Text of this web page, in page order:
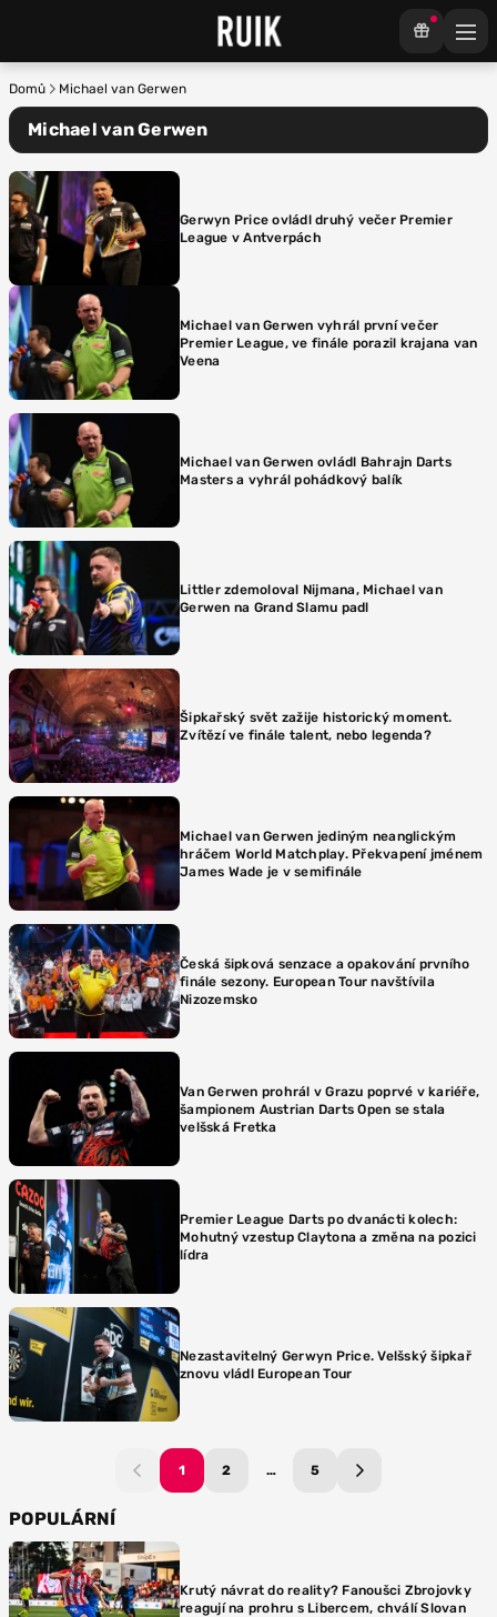
Domů Michael van Gerwen
Michael van Gerwen
Gerwyn Price ovládl druhý večer Premier
League v Antverpách
Michael van Gerwen vyhrál první večer
Premier League, ve finále porazil krajana van
Veena
Michael van Gerwen ovládl Bahrajn Darts
Masters a vyhrál pohádkový balík
Littler zdemoloval Nijmana, Michael van
Gerwen na Grand Slamu padl
Šipkařský svět zažije historický moment.
Zvítězí ve finále talent, nebo legenda?
Michael van Gerwen jediným neanglickým
hráčem World Matchplay. Překvapení jménem
James Wade je v semifinále
Česká šipková senzace a opakování prvního
finále sezony. European Tour navštívila
Nizozemsko
Van Gerwen prohrál v Grazu poprvé v kariéře,
šampionem Austrian Darts Open se stala
velšská Fretka
Premier League Darts po dvanácti kolech:
Mohutný vzestup Claytona a změna na pozici
lídra
Nezastavitelný Gerwyn Price. Velšský šipkař
znovu vládl European Tour
1 2 … 5
POPULÁRNÍ
Krutý návrat do reality? Fanoušci Zbrojovky
reagují na prohru s Libercem, chválí Slovan